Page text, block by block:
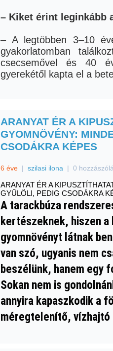
– Kiket érint leginkább
– A legtöbben 3–10
gyakorlatomban
csecsemővel és 40
gyerekétől kapta el a
ARANYAT ÉR A
GYOMNÖVÉNY:
CSODÁKRA KÉPES
6 éve | szilasi ilona | 0
ARANYAT ÉR A
GYŰLÖLI, PEDIG CSODÁKRA
A tarackbúza
kertészeknek, hiszen
gyomnövényt látnak
van szó, ugyanis nem
beszélünk, hanem egy
Sokan nem is
annyira kapaszkodik a
méregtelenítő,